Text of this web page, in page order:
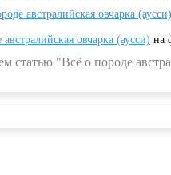
австралийская овчарка (аусси)
овчарка (аусси) на
статью "Всё о породе